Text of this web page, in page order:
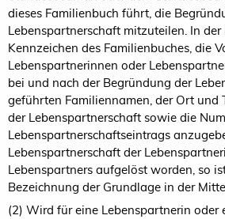
dieses Familienbuch führt, die
Lebenspartnerschaft mitzuteilen. In
Kennzeichen des Familienbuches, die
Lebenspartnerinnen oder
bei und nach der Begründung der
geführten Familiennamen, der Ort und
der Lebenspartnerschaft sowie die
Lebenspartnerschaftseintrags
Lebenspartnerschaft der
Lebenspartners aufgelöst worden, so
Bezeichnung der Grundlage in der
(2) Wird für eine Lebenspartnerin oder